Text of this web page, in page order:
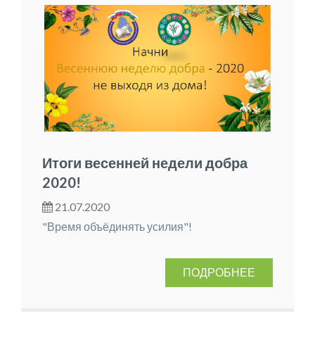
Итоги весенней недели добра
2020!
21.07.2020
"Время объёдинять усилия"!
ПОДРОБНЕЕ